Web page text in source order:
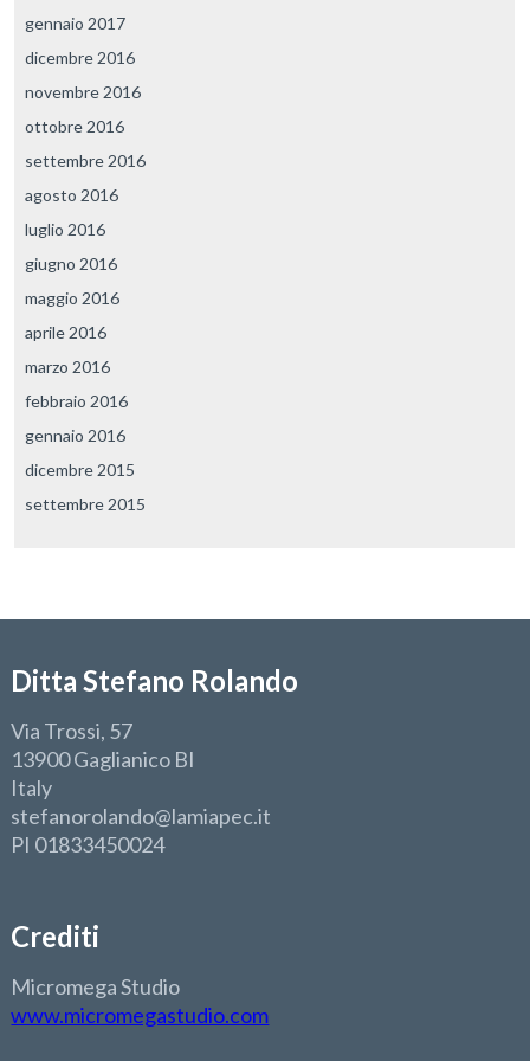
gennaio 2017
dicembre 2016
novembre 2016
ottobre 2016
settembre 2016
agosto 2016
luglio 2016
giugno 2016
maggio 2016
aprile 2016
marzo 2016
febbraio 2016
gennaio 2016
dicembre 2015
settembre 2015
Ditta Stefano Rolando
Via Trossi, 57
13900 Gaglianico BI
Italy
stefanorolando@lamiapec.it
PI 01833450024
Crediti
Micromega Studio
www.micromegastudio.com